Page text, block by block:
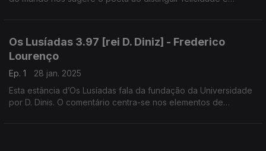
Os Lusíadas 3.97 [rei D. Diniz] - Frederico
Lourenço
Ep. 1
28 jan. 2025
Esta estância d’Os Lusíadas fala da fundação da Universidade
por D. Dinis. O comentário centra-se nos elementos de